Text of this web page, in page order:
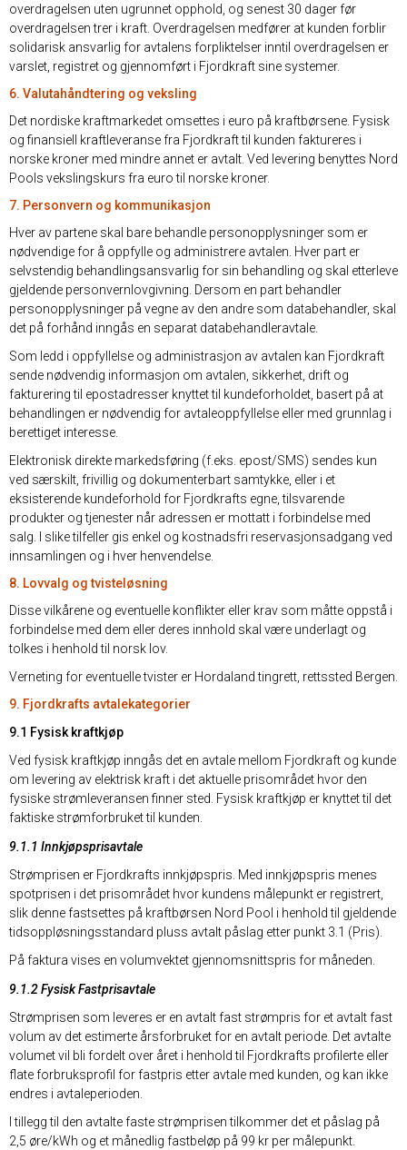
overdragelsen uten ugrunnet opphold, og senest 30 dager før
overdragelsen trer i kraft. Overdragelsen medfører at kunden forblir
solidarisk ansvarlig for avtalens forpliktelser inntil overdragelsen er
varslet, registret og gjennomført i Fjordkraft sine systemer.
6. Valutahåndtering og veksling
Det nordiske kraftmarkedet omsettes i euro på kraftbørsene. Fysisk
og finansiell kraftleveranse fra Fjordkraft til kunden faktureres i
norske kroner med mindre annet er avtalt. Ved levering benyttes Nord
Pools vekslingskurs fra euro til norske kroner.
7. Personvern og kommunikasjon
Hver av partene skal bare behandle personopplysninger som er
nødvendige for å oppfylle og administrere avtalen. Hver part er
selvstendig behandlingsansvarlig for sin behandling og skal etterleve
gjeldende personvernlovgivning. Dersom en part behandler
personopplysninger på vegne av den andre som databehandler, skal
det på forhånd inngås en separat databehandleravtale.
Som ledd i oppfyllelse og administrasjon av avtalen kan Fjordkraft
sende nødvendig informasjon om avtalen, sikkerhet, drift og
fakturering til epostadresser knyttet til kundeforholdet, basert på at
behandlingen er nødvendig for avtaleoppfyllelse eller med grunnlag i
berettiget interesse.
Elektronisk direkte markedsføring (f.eks. epost/SMS) sendes kun
ved særskilt, frivillig og dokumenterbart samtykke, eller i et
eksisterende kundeforhold for Fjordkrafts egne, tilsvarende
produkter og tjenester når adressen er mottatt i forbindelse med
salg. I slike tilfeller gis enkel og kostnadsfri reservasjonsadgang ved
innsamlingen og i hver henvendelse.
8. Lovvalg og tvisteløsning
Disse vilkårene og eventuelle konflikter eller krav som måtte oppstå i
forbindelse med dem eller deres innhold skal være underlagt og
tolkes i henhold til norsk lov.
Verneting for eventuelle tvister er Hordaland tingrett, rettssted Bergen.
9. Fjordkrafts avtalekategorier
9.1 Fysisk kraftkjøp
Ved fysisk kraftkjøp inngås det en avtale mellom Fjordkraft og kunde
om levering av elektrisk kraft i det aktuelle prisområdet hvor den
fysiske strømleveransen finner sted. Fysisk kraftkjøp er knyttet til det
faktiske strømforbruket til kunden.
9.1.1 Innkjøpsprisavtale
Strømprisen er Fjordkrafts innkjøpspris. Med innkjøpspris menes
spotprisen i det prisområdet hvor kundens målepunkt er registrert,
slik denne fastsettes på kraftbørsen Nord Pool i henhold til gjeldende
tidsoppløsningsstandard pluss avtalt påslag etter punkt 3.1 (Pris).
På faktura vises en volumvektet gjennomsnittspris for måneden.
9.1.2 Fysisk Fastprisavtale
Strømprisen som leveres er en avtalt fast strømpris for et avtalt fast
volum av det estimerte årsforbruket for en avtalt periode. Det avtalte
volumet vil bli fordelt over året i henhold til Fjordkrafts profilerte eller
flate forbruksprofil for fastpris etter avtale med kunden, og kan ikke
endres i avtaleperioden.
I tillegg til den avtalte faste strømprisen tilkommer det et påslag på
2,5 øre/kWh og et månedlig fastbeløp på 99 kr per målepunkt.